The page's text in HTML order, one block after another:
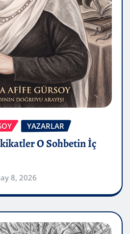
YAZARLAR
O Sohbetin İç
8, 2026